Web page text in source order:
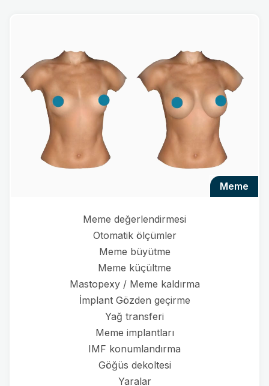
meme
Meme değerlendirmesi
Otomatik ölçümler
Meme büyütme
Meme küçültme
Mastopexy / Meme kaldırma
İmplant Gözden geçirme
Yağ transferi
Meme implantları
IMF konumlandırma
Göğüs dekoltesi
Yaralar